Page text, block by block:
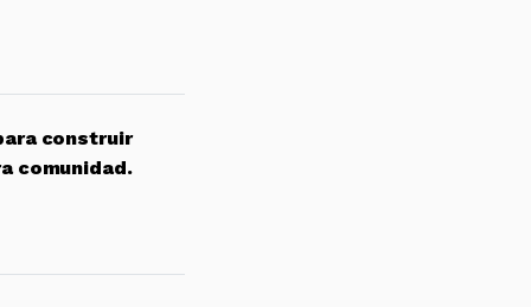
construir
comunidad.